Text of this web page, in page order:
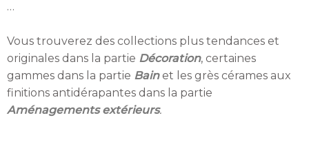
…
Vous trouverez des collections plus tendances et
originales dans la partie Décoration, certaines
gammes dans la partie Bain et les grès cérames aux
finitions antidérapantes dans la partie
Aménagements extérieurs.